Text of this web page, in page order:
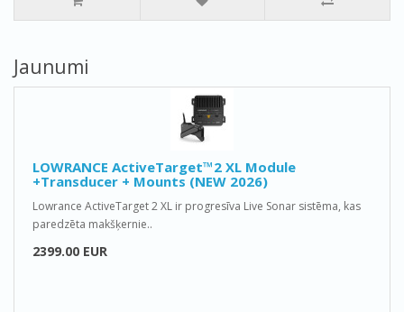
Jaunumi
LOWRANCE ActiveTarget™2 XL Module
+Transducer + Mounts (NEW 2026)
Lowrance ActiveTarget 2 XL ir progresīva Live Sonar sistēma, kas
paredzēta makšķernie..
2399.00 EUR